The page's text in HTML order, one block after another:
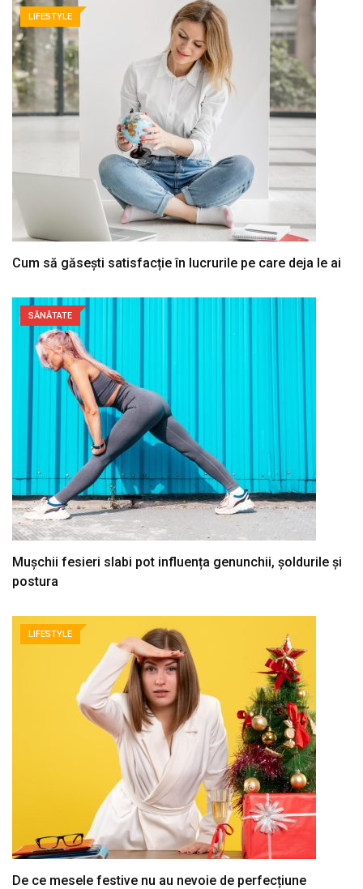
LIFESTYLE
Cum să găsești satisfacție în lucrurile pe care deja le ai
SĂNĂTATE
Mușchii fesieri slabi pot influența genunchii, șoldurile și
postura
LIFESTYLE
De ce mesele festive nu au nevoie de perfecțiune